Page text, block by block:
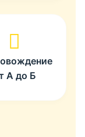
А до Б